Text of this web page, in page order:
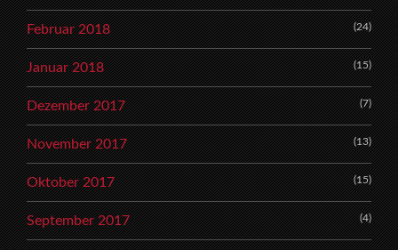
Februar 2018 (24)
Januar 2018 (15)
Dezember 2017 (7)
November 2017 (13)
Oktober 2017 (15)
September 2017 (4)